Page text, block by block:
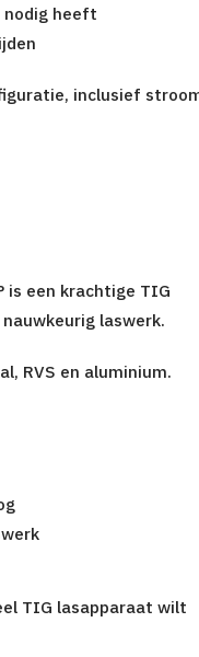
nodig heeft
inclusief
is een krachtige TIG
laswerk.
RVS en aluminium.
TIG lasapparaat wilt